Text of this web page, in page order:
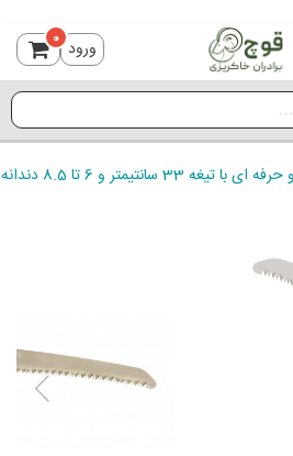
ورود 0
اره سیلکی گان فایتر کرو حرفه ای با تیغه 33 سانتیمتر و 6 تا 8.5 دندانه